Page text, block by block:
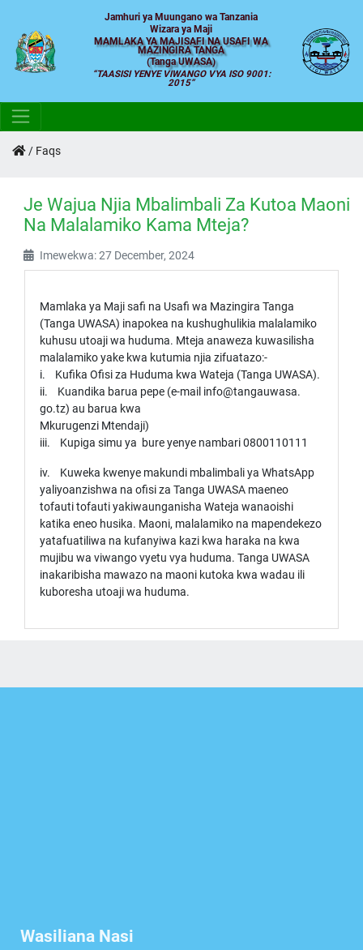
Jamhuri ya Muungano wa Tanzania
Wizara ya Maji
MAMLAKA YA MAJISAFI NA USAFI WA
MAZINGIRA TANGA
(Tanga UWASA)
TAASISI YENYE VIWANGO VYA ISO 9001:
2015
/ Faqs
Je Wajua Njia Mbalimbali Za Kutoa Maoni
Na Malalamiko Kama Mteja?
Imewekwa: 27 December, 2024
Mamlaka ya Maji safi na Usafi wa Mazingira Tanga
(Tanga UWASA) inapokea na kushughulikia malalamiko
kuhusu utoaji wa huduma. Mteja anaweza kuwasilisha
malalamiko yake kwa kutumia njia zifuatazo:-
i. Kufika Ofisi za Huduma kwa Wateja (Tanga UWASA).
ii. Kuandika barua pepe (e-mail info@tangauwasa.
go.tz) au barua kwa
Mkurugenzi Mtendaji)
iii. Kupiga simu ya bure yenye nambari 0800110111
iv. Kuweka kwenye makundi mbalimbali ya WhatsApp
yaliyoanzishwa na ofisi za Tanga UWASA maeneo
tofauti tofauti yakiwaunganisha Wateja wanaoishi
katika eneo husika. Maoni, malalamiko na mapendekezo
yatafuatiliwa na kufanyiwa kazi kwa haraka na kwa
mujibu wa viwango vyetu vya huduma. Tanga UWASA
inakaribisha mawazo na maoni kutoka kwa wadau ili
kuboresha utoaji wa huduma.
Wasiliana Nasi